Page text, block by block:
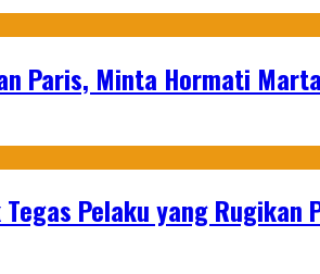
Paris, Minta Hormati
Pelaku yang Rugikan